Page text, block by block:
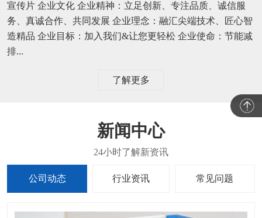
宣传片 企业文化 企业精神：立足创新、专注品质、诚信服
务、真诚合作、共同发展 企业理念：融汇尖端技术、匠心智
造精品 企业目标：加入我们&让您更轻松 企业使命：节能减
排...
了解更多
新闻中心
公司动态 行业资讯 常见问题